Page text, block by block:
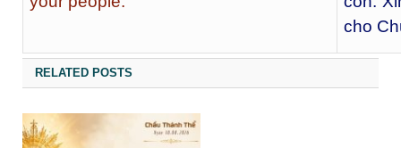
cho
RELATED POSTS